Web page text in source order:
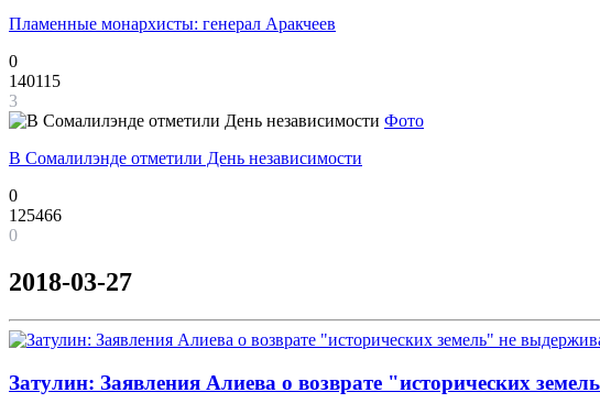
Пламенные монархисты: генерал Аракчеев
0
140115
3
Фото
В Сомалилэнде отметили День независимости
0
125466
0
2018-03-27
Затулин: Заявления Алиева о возврате "исторических